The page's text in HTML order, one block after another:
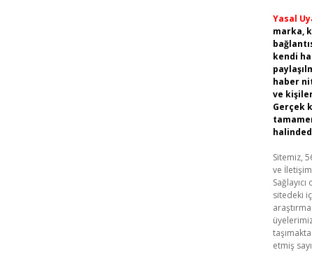
Yasal
marka,
kendi
haber
ve
Gerçek
Sitemiz,
ve
sitedeki
etmiş